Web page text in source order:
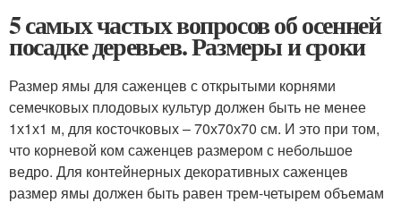
5 самых частых вопросов об осенней
посадке деревьев. Размеры и сроки
Размер ямы для саженцев с открытыми корнями
семечковых плодовых культур должен быть не менее
1х1х1 м, для косточковых – 70х70х70 см. И это при том,
что корневой ком саженцев размером с небольшое
ведро. Для контейнерных декоративных саженцев
размер ямы должен быть равен трем-четырем объемам